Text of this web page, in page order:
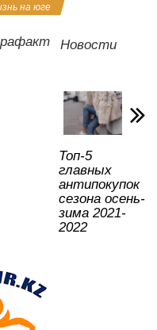
e
gr
.R
u
а
и
ть
на юге
Новости
Топ-5
главных
антипокупок
сезона осень-
зима 2021-
2022